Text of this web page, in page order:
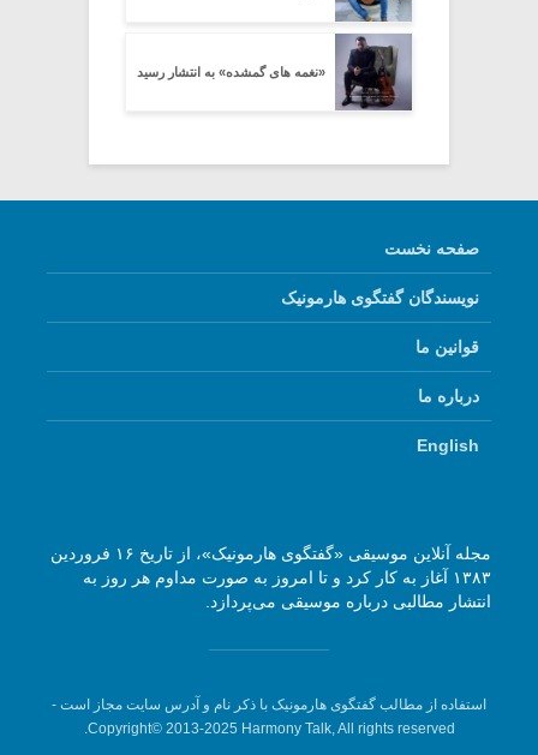
«نغمه های گمشده» به انتشار رسید
صفحه نخست
نویسندگان گفتگوی هارمونیک
قوانین ما
درباره ما
English
مجله آنلاین موسیقی «گفتگوی هارمونیک»، از تاریخ ۱۶ فروردین
۱۳۸۳ آغاز به کار کرد و تا امروز به صورت مداوم هر روز به
انتشار مطالبی درباره موسیقی می‌پردازد.
استفاده از مطالب گفتگوی هارمونیک با ذکر نام و آدرس سایت مجاز است -
Copyright© 2013-2025 Harmony Talk, All rights reserved.